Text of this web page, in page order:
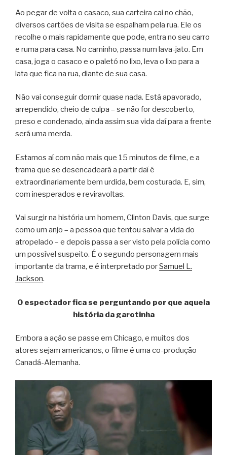
Ao pegar de volta o casaco, sua carteira cai no chão,
diversos cartões de visita se espalham pela rua. Ele os
recolhe o mais rapidamente que pode, entra no seu carro
e ruma para casa. No caminho, passa num lava-jato. Em
casa, joga o casaco e o paletó no lixo, leva o lixo para a
lata que fica na rua, diante de sua casa.
Não vai conseguir dormir quase nada. Está apavorado,
arrependido, cheio de culpa – se não for descoberto,
preso e condenado, ainda assim sua vida daí para a frente
será uma merda.
Estamos aí com não mais que 15 minutos de filme, e a
trama que se desencadeará a partir daí é
extraordinariamente bem urdida, bem costurada. E, sim,
com inesperados e reviravoltas.
Vai surgir na história um homem, Clinton Davis, que surge
como um anjo – a pessoa que tentou salvar a vida do
atropelado – e depois passa a ser visto pela polícia como
um possível suspeito. É o segundo personagem mais
importante da trama, e é interpretado porSamuel L.
Jackson.
O espectador fica se perguntando por que aquela
história da garotinha
Embora a ação se passe em Chicago, e muitos dos
atores sejam americanos, o filme é uma co-produção
Canadá-Alemanha.